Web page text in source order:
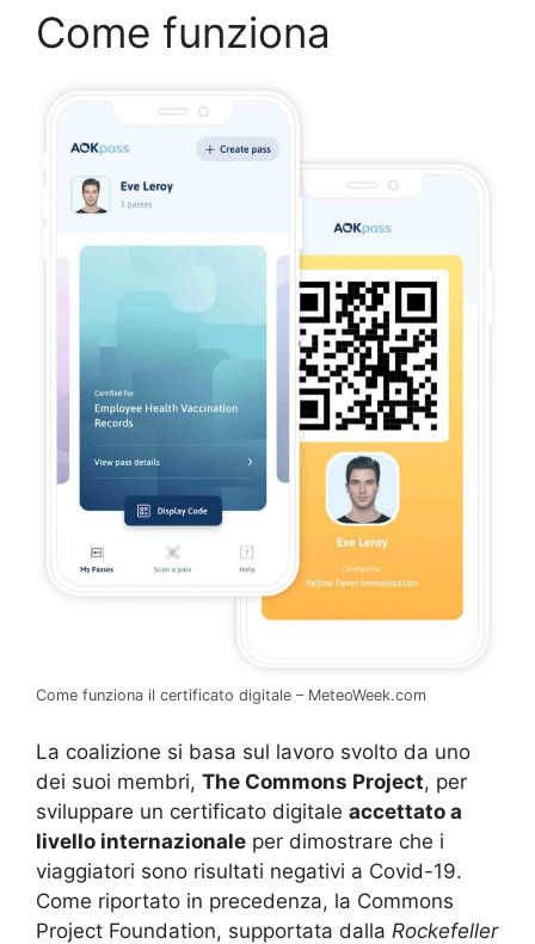
Come funziona
Come funziona il certificato digitale – MeteoWeek.com
La coalizione si basa sul lavoro svolto da uno
dei suoi membri, The Commons Project, per
sviluppare un certificato digitale accettato a
livello internazionale per dimostrare che i
viaggiatori sono risultati negativi a Covid-19.
Come riportato in precedenza, la Commons
Project Foundation, supportata dalla Rockefeller